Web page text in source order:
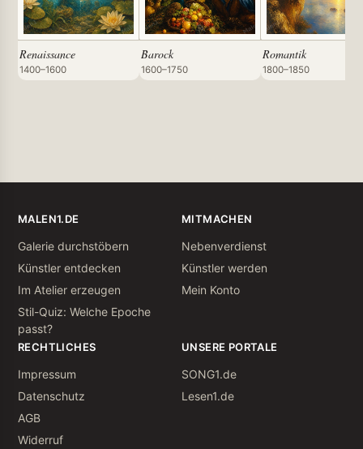
Renaissance
1400–1600
Barock
1600–1750
Romantik
1800–1850
MALEN1.DE
Galerie durchstöbern
Künstler entdecken
Im Atelier erzeugen
Stil-Quiz: Welche Epoche
passt?
MITMACHEN
Nebenverdienst
Künstler werden
Mein Konto
RECHTLICHES
Impressum
Datenschutz
AGB
Widerruf
UNSERE PORTALE
SONG1.de
Lesen1.de